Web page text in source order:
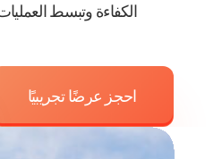
الكفاءة وتبسط العمليات
احجز عرضًا تجريبيًا